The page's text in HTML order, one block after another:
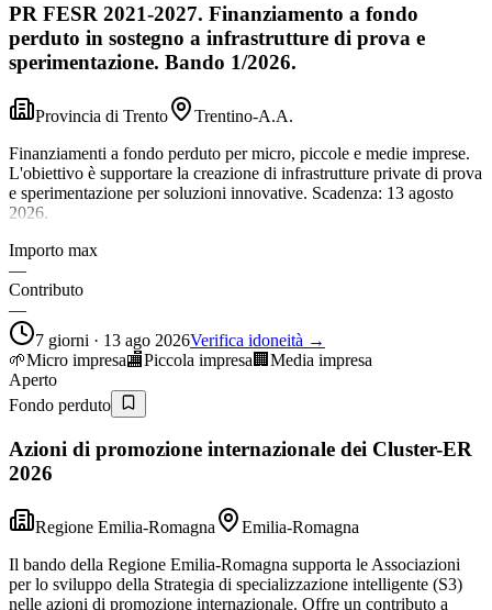
PR FESR 2021-2027. Finanziamento a fondo
perduto in sostegno a infrastrutture di prova e
sperimentazione. Bando 1/2026.
Provincia di Trento
Trentino-A.A.
Finanziamenti a fondo perduto per micro, piccole e medie imprese.
L'obiettivo è supportare la creazione di infrastrutture private di prova
e sperimentazione per soluzioni innovative. Scadenza: 13 agosto
2026.
Importo max
—
Contributo
—
7 giorni · 13 ago 2026Verifica idoneità →
🌱Micro impresa🏬Piccola impresa 🏢 Media impresa
Aperto
Fondo perduto
Azioni di promozione internazionale dei Cluster-ER
2026
Regione Emilia-Romagna
Emilia-Romagna
Il bando della Regione Emilia-Romagna supporta le Associazioni
per lo sviluppo della Strategia di specializzazione intelligente (S3)
nelle azioni di promozione internazionale. Offre un contributo a